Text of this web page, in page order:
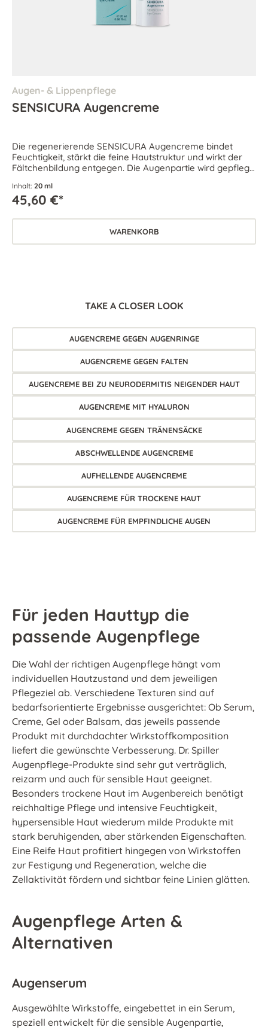
Augen- & Lippenpflege
SENSICURA Augencreme
Die regenerierende SENSICURA Augencreme bindet
Feuchtigkeit, stärkt die feine Hautstruktur und wirkt der
Fältchenbildung entgegen. Die Augenpartie wird gepflegt
Inhalt: 20 ml
45,60 €*
WARENKORB
TAKE A CLOSER LOOK
AUGENCREME GEGEN AUGENRINGE
AUGENCREME GEGEN FALTEN
AUGENCREME BEI ZU NEURODERMITIS NEIGENDER HAUT
AUGENCREME MIT HYALURON
AUGENCREME GEGEN TRÄNENSÄCKE
ABSCHWELLENDE AUGENCREME
AUFHELLENDE AUGENCREME
AUGENCREME FÜR TROCKENE HAUT
AUGENCREME FÜR EMPFINDLICHE AUGEN
Für jeden Hauttyp die
passende Augenpflege
Die Wahl der richtigen Augenpflege hängt vom
individuellen Hautzustand und dem jeweiligen
Pflegeziel ab. Verschiedene Texturen sind auf
bedarfsorientierte Ergebnisse ausgerichtet: Ob Serum,
Creme, Gel oder Balsam, das jeweils passende
Produkt mit durchdachter Wirkstoffkomposition
liefert die gewünschte Verbesserung. Dr. Spiller
Augenpflege-Produkte sind sehr gut verträglich,
reizarm und auch für sensible Haut geeignet.
Besonders trockene Haut im Augenbereich benötigt
reichhaltige Pflege und intensive Feuchtigkeit,
hypersensible Haut wiederum milde Produkte mit
stark beruhigenden, aber stärkenden Eigenschaften.
Eine Reife Haut profitiert hingegen von Wirkstoffen
zur Festigung und Regeneration, welche die
Zellaktivität fördern und sichtbar feine Linien glätten.
Augenpflege Arten &
Alternativen
Augenserum
Ausgewählte Wirkstoffe, eingebettet in ein Serum,
speziell entwickelt für die sensible Augenpartie,